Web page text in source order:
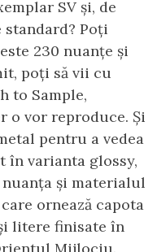
SV și, de
Poți
230 nuanțe și
poți să vii cu
to Sample,
o vor reproduce. Și
pentru a vedea
în varianta glossy,
și materialul
ornează capota
litere finisate în